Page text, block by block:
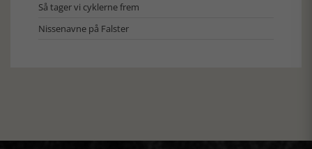
Så tager vi cyklerne frem
Nissenavne på Falster